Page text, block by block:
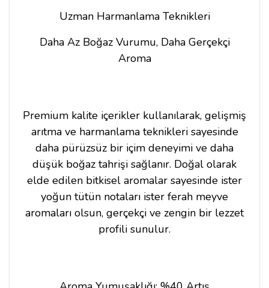
Uzman Harmanlama Teknikleri
Daha Az Boğaz Vurumu, Daha Gerçekçi
Aroma
Premium kalite içerikler kullanılarak, gelişmiş
arıtma ve harmanlama teknikleri sayesinde
daha pürüzsüz bir içim deneyimi ve daha
düşük boğaz tahrişi sağlanır. Doğal olarak
elde edilen bitkisel aromalar sayesinde ister
yoğun tütün notaları ister ferah meyve
aromaları olsun, gerçekçi ve zengin bir lezzet
profili sunulur.